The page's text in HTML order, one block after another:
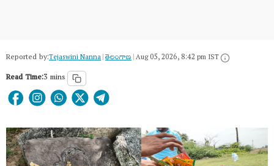
Reported by:Tejaswini Nanna|తెలంగాణ‌|Aug 05, 2026, 8:42 pm IST
Read Time:3 mins